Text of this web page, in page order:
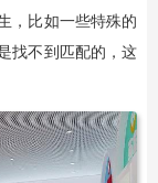
，比如一些特殊的
找不到匹配的，这